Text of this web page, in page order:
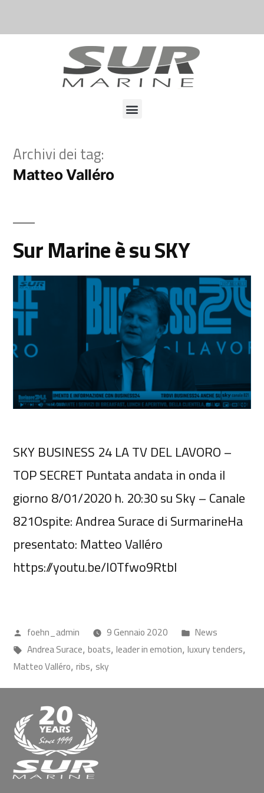
Archivi dei tag:
Matteo Valléro
Sur Marine è su SKY
SKY BUSINESS 24 LA TV DEL LAVORO –
TOP SECRET Puntata andata in onda il
giorno 8/01/2020 h. 20:30 su Sky – Canale
821Ospite: Andrea Surace di SurmarineHa
presentato: Matteo Valléro
https://youtu.be/I0Tfwo9RtbI
foehn_admin 9 Gennaio 2020
News
Andrea Surace, boats, leader in emotion, luxury tenders,
Matteo Valléro, ribs, sky